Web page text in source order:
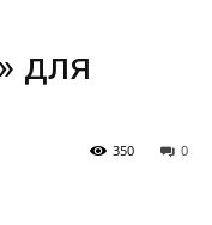
для
0
350